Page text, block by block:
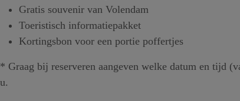
Gratis souvenir van Volendam
Toeristisch informatiepakket
Kortingsbon voor een portie poffertjes
* Graag bij reserveren aangeven welke datum en tijd
u.